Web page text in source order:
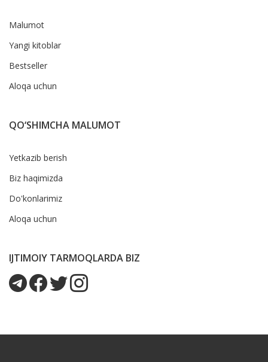
Malumot
Yangi kitoblar
Bestseller
Aloqa uchun
QO‘SHIMCHA MALUMOT
Yetkazib berish
Biz haqimizda
Do'konlarimiz
Aloqa uchun
IJTIMOIY TARMOQLARDA BIZ